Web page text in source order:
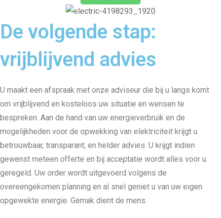
De volgende stap:
vrijblijvend advies
U maakt een afspraak met onze adviseur die bij u langs komt
om vrijblijvend en kosteloos uw situatie en wensen te
bespreken. Aan de hand van uw energieverbruik en de
mogelijkheden voor de opwekking van elektriciteit krijgt u
betrouwbaar, transparant, en helder advies. U krijgt indien
gewenst meteen offerte en bij acceptatie wordt alles voor u
geregeld. Uw order wordt uitgevoerd volgens de
overeengekomen planning en al snel geniet u van uw eigen
opgewekte energie. Gemak dient de mens.